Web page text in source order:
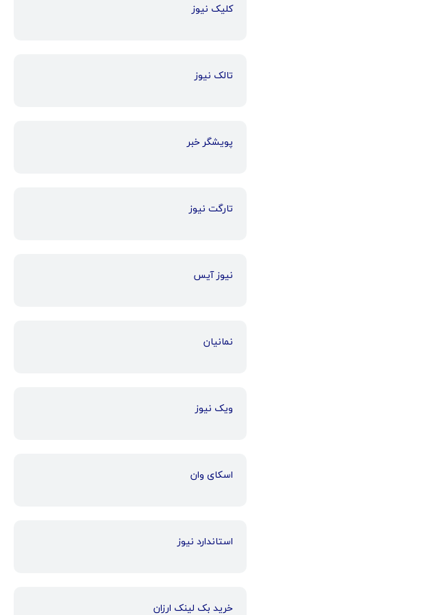
کلیک نیوز
تالک نیوز
پویشگر خبر
تارگت نیوز
نیوز آیس
نمانیان
ویک نیوز
اسکای وان
استاندارد نیوز
خرید بک لینک ارزان